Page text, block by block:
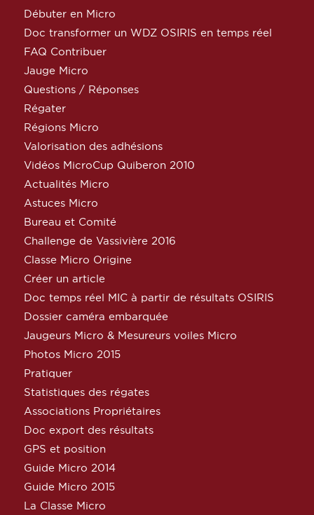
Débuter en Micro
Doc transformer un WDZ OSIRIS en temps réel
FAQ Contribuer
Jauge Micro
Questions / Réponses
Régater
Régions Micro
Valorisation des adhésions
Vidéos MicroCup Quiberon 2010
Actualités Micro
Astuces Micro
Bureau et Comité
Challenge de Vassivière 2016
Classe Micro Origine
Créer un article
Doc temps réel MIC à partir de résultats OSIRIS
Dossier caméra embarquée
Jaugeurs Micro & Mesureurs voiles Micro
Photos Micro 2015
Pratiquer
Statistiques des régates
Associations Propriétaires
Doc export des résultats
GPS et position
Guide Micro 2014
Guide Micro 2015
La Classe Micro